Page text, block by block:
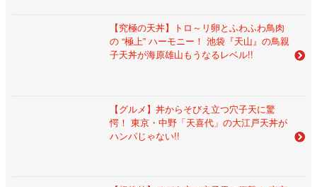
【究極の天丼】トロ～リ卵とふわふわ鳥肉
の “極上” ハーモニー！ 池袋『天山』の鳥親
子天丼が海原雄山もうなるレベル!!
【グルメ】丼からそびえ立つ穴子天に驚
愕！ 東京・中野「天喜代」の大江戸天丼が
ハンパじゃない!!